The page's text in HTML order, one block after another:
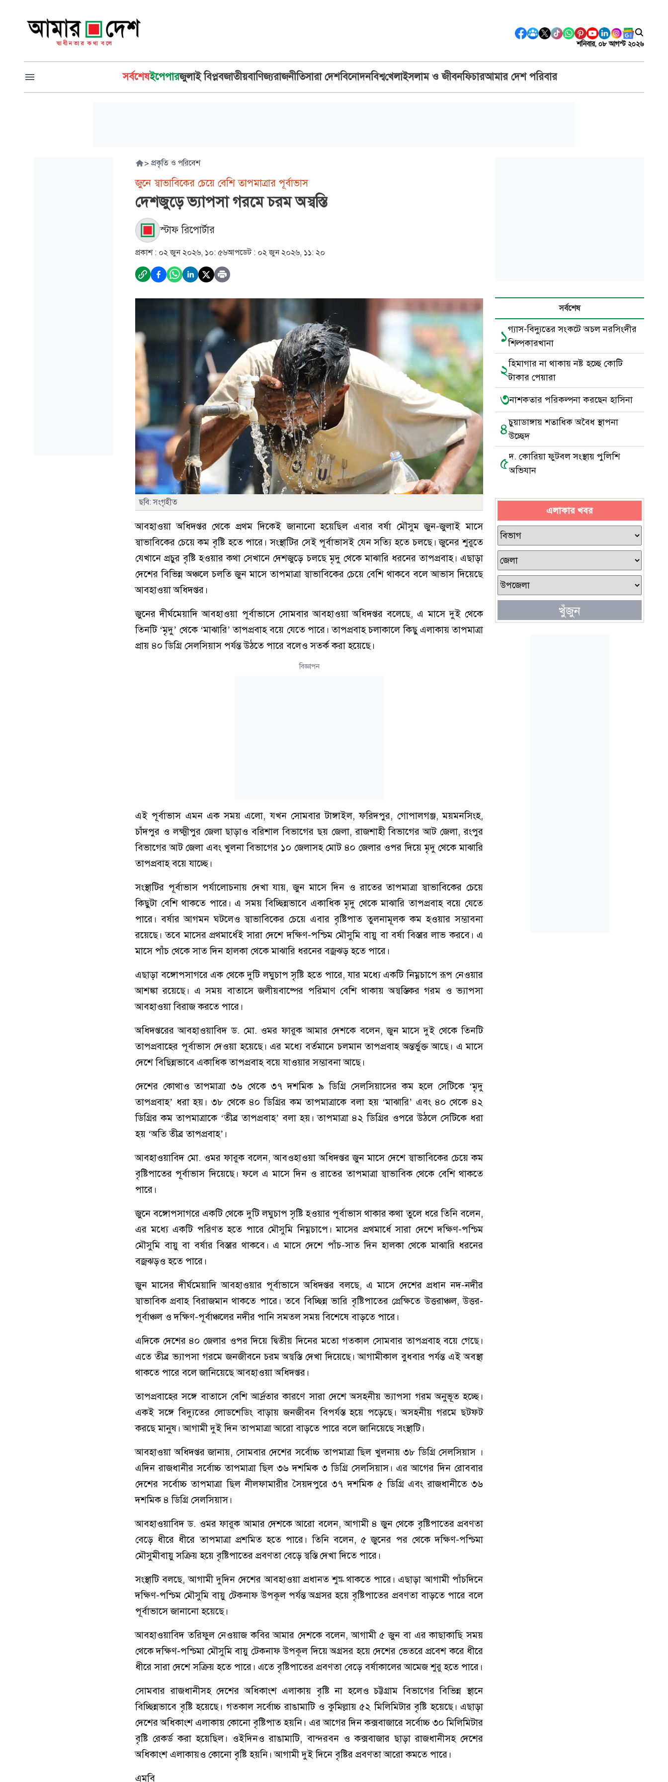
শনিবার, ০৮ আগস্ট ২০২৬
সর্বশেষইপেপারজুলাই বিপ্লবজাতীয়বাণিজ্যরাজনীতিসারা দেশবিনোদনবিশ্বখেলাইসলাম ও জীবনফিচারআমার দেশ পরিবার
> প্রকৃতি ও পরিবেশ
জুনে স্বাভাবিকের চেয়ে বেশি তাপমাত্রার পূর্বাভাস
দেশজুড়ে ভ্যাপসা গরমে চরম অস্বস্তি
স্টাফ রিপোর্টার
প্রকাশ : ০২ জুন ২০২৬, ১০: ৫৬আপডেট : ০২ জুন ২০২৬, ১১: ২০
ছবি: সংগৃহীত
আবহাওয়া অধিদপ্তর থেকে প্রথম দিকেই জানানো হয়েছিল এবার বর্ষা মৌসুম জুন-জুলাই মাসে
স্বাভাবিকের চেয়ে কম বৃষ্টি হতে পারে। সংস্থাটির সেই পূর্বাভাসই যেন সত্যি হতে চলছে। জুনের শুরুতে
যেখানে প্রচুর বৃষ্টি হওয়ার কথা সেখানে দেশজুড়ে চলছে মৃদু থেকে মাঝারি ধরনের তাপপ্রবাহ। এছাড়া
দেশের বিভিন্ন অঞ্চলে চলতি জুন মাসে তাপমাত্রা স্বাভাবিকের চেয়ে বেশি থাকবে বলে আভাস দিয়েছে
আবহাওয়া অধিদপ্তর।
জুনের দীর্ঘমেয়াদি আবহাওয়া পূর্বাভাসে সোমবার আবহাওয়া অধিদপ্তর বলেছে, এ মাসে দুই থেকে
তিনটি ‘মৃদু’ থেকে ‘মাঝারি’ তাপপ্রবাহ বয়ে যেতে পারে। তাপপ্রবাহ চলাকালে কিছু এলাকায় তাপমাত্রা
প্রায় ৪০ ডিগ্রি সেলসিয়াস পর্যন্ত উঠতে পারে বলেও সতর্ক করা হয়েছে।
বিজ্ঞাপন
এই পূর্বাভাস এমন এক সময় এলো, যখন সোমবার টাঙ্গাইল, ফরিদপুর, গোপালগঞ্জ, ময়মনসিংহ,
চাঁদপুর ও লক্ষ্মীপুর জেলা ছাড়াও বরিশাল বিভাগের ছয় জেলা, রাজশাহী বিভাগের আট জেলা, রংপুর
বিভাগের আট জেলা এবং খুলনা বিভাগের ১০ জেলাসহ মোট ৪০ জেলার ওপর দিয়ে মৃদু থেকে মাঝারি
তাপপ্রবাহ বয়ে যাচ্ছে।
সংস্থাটির পূর্বাভাস পর্যালোচনায় দেখা যায়, জুন মাসে দিন ও রাতের তাপমাত্রা স্বাভাবিকের চেয়ে
কিছুটা বেশি থাকতে পারে। এ সময় বিচ্ছিন্নভাবে একাধিক মৃদু থেকে মাঝারি তাপপ্রবাহ বয়ে যেতে
পারে। বর্ষার আগমন ঘটলেও স্বাভাবিকের চেয়ে এবার বৃষ্টিপাত তুলনামূলক কম হওয়ার সম্ভাবনা
রয়েছে। তবে মাসের প্রথমার্ধেই সারা দেশে দক্ষিণ-পশ্চিম মৌসুমি বায়ু বা বর্ষা বিস্তার লাভ করবে। এ
মাসে পাঁচ থেকে সাত দিন হালকা থেকে মাঝারি ধরনের বজ্রঝড় হতে পারে।
এছাড়া বঙ্গোপসাগরে এক থেকে দুটি লঘুচাপ সৃষ্টি হতে পারে, যার মধ্যে একটি নিম্নচাপে রূপ নেওয়ার
আশঙ্কা রয়েছে। এ সময় বাতাসে জলীয়বাষ্পের পরিমাণ বেশি থাকায় অস্বস্তিকর গরম ও ভ্যাপসা
আবহাওয়া বিরাজ করতে পারে।
অধিদপ্তরের আবহাওয়াবিদ ড. মো. ওমর ফারুক আমার দেশকে বলেন, জুন মাসে দুই থেকে তিনটি
তাপপ্রবাহের পূর্বাভাস দেওয়া হয়েছে। এর মধ্যে বর্তমানে চলমান তাপপ্রবাহ অন্তর্ভুক্ত আছে। এ মাসে
দেশে বিছিন্নভাবে একাধিক তাপপ্রবাহ বয়ে যাওয়ার সম্ভাবনা আছে।
দেশের কোথাও তাপমাত্রা ৩৬ থেকে ৩৭ দশমিক ৯ ডিগ্রি সেলসিয়াসের কম হলে সেটিকে ‘মৃদু
তাপপ্রবাহ’ ধরা হয়। ৩৮ থেকে ৪০ ডিগ্রির কম তাপমাত্রাকে বলা হয় ‘মাঝারি’ এবং ৪০ থেকে ৪২
ডিগ্রির কম তাপমাত্রাকে ‘তীব্র তাপপ্রবাহ’ বলা হয়। তাপমাত্রা ৪২ ডিগ্রির ওপরে উঠলে সেটিকে ধরা
হয় ‘অতি তীব্র তাপপ্রবাহ’।
আবহাওয়াবিদ মো. ওমর ফারুক বলেন, আবওহাওয়া অধিদপ্তর জুন মাসে দেশে স্বাভাবিকের চেয়ে কম
বৃষ্টিপাতের পূর্বাভাস দিয়েছে। ফলে এ মাসে দিন ও রাতের তাপমাত্রা স্বাভাবিক থেকে বেশি থাকতে
পারে।
জুনে বঙ্গোপসাগরে একটি থেকে দুটি লঘুচাপ সৃষ্টি হওয়ার পূর্বাভাস থাকার কথা তুলে ধরে তিনি বলেন,
এর মধ্যে একটি পরিণত হতে পারে মৌসুমি নিম্নচাপে। মাসের প্রথমার্ধে সারা দেশে দক্ষিণ-পশ্চিম
মৌসুমি বায়ু বা বর্ষার বিস্তার থাকবে। এ মাসে দেশে পাঁচ-সাত দিন হালকা থেকে মাঝারি ধরনের
বজ্রঝড়ও হতে পারে।
জুন মাসের দীর্ঘমেয়াদি আবহাওয়ার পূর্বাভাসে অধিদপ্তর বলছে, এ মাসে দেশের প্রধান নদ-নদীর
স্বাভাবিক প্রবাহ বিরাজমান থাকতে পারে। তবে বিচ্ছিন্ন ভারি বৃষ্টিপাতের প্রেক্ষিতে উত্তরাঞ্চল, উত্তর-
পূর্বাঞ্চল ও দক্ষিণ-পূর্বাঞ্চলের নদীর পানি সমতল সময় বিশেষে বাড়তে পারে।
এদিকে দেশের ৪০ জেলার ওপর দিয়ে দ্বিতীয় দিনের মতো গতকাল সোমবার তাপপ্রবাহ বয়ে গেছে।
এতে তীব্র ভ্যাপসা গরমে জনজীবনে চরম অস্বস্তি দেখা দিয়েছে। আগামীকাল বুধবার পর্যন্ত এই অবস্থা
থাকতে পারে বলে জানিয়েছে আবহাওয়া অধিদপ্তর।
তাপপ্রবাহের সঙ্গে বাতাসে বেশি আর্দ্রতার কারণে সারা দেশে অসহনীয় ভ্যাপসা গরম অনুভূত হচ্ছে।
একই সঙ্গে বিদ্যুতের লোডশেডিং বাড়ায় জনজীবন বিপর্যস্ত হয়ে পড়েছে। অসহনীয় গরমে ছটফট
করছে মানুষ। আগামী দুই দিন তাপমাত্রা আরো বাড়তে পারে বলে জানিয়েছে সংস্থাটি।
আবহাওয়া অধিদপ্তর জানায়, সোমবার দেশের সর্বোচ্চ তাপমাত্রা ছিল খুলনায় ৩৮ ডিগ্রি সেলসিয়াস ।
এদিন রাজধানীর সর্বোচ্চ তাপমাত্রা ছিল ৩৬ দশমিক ৩ ডিগ্রি সেলসিয়াস। এর আগের দিন রোববার
দেশের সর্বোচ্চ তাপমাত্রা ছিল নীলফামারীর সৈয়দপুরে ৩৭ দশমিক ৫ ডিগ্রি এবং রাজধানীতে ৩৬
দশমিক ৪ ডিগ্রি সেলসিয়াস।
আবহাওয়াবিদ ড. ওমর ফারুক আমার দেশকে আরো বলেন, আগামী ৪ জুন থেকে বৃষ্টিপাতের প্রবণতা
বেড়ে ধীরে ধীরে তাপমাত্রা প্রশমিত হতে পারে। তিনি বলেন, ৫ জুনের পর থেকে দক্ষিণ-পশ্চিমা
মৌসুমীবায়ু সক্রিয় হয়ে বৃষ্টিপাতের প্রবণতা বেড়ে স্বস্তি দেখা দিতে পারে।
সংস্থাটি বলছে, আগামী দুদিন দেশের আবহাওয়া প্রধানত শুষ্ক থাকতে পারে। এছাড়া আগামী পাঁচদিনে
দক্ষিণ-পশ্চিম মৌসুমি বায়ু টেকনাফ উপকূল পর্যন্ত অগ্রসর হয়ে বৃষ্টিপাতের প্রবণতা বাড়তে পারে বলে
পূর্বাভাসে জানানো হয়েছে।
আবহাওয়াবিদ তরিফুল নেওয়াজ কবির আমার দেশকে বলেন, আগামী ৫ জুন বা এর কাছাকাছি সময়
থেকে দক্ষিণ-পশ্চিমা মৌসুমি বায়ু টেকনাফ উপকূল দিয়ে অগ্রসর হয়ে দেশের ভেতরে প্রবেশ করে ধীরে
ধীরে সারা দেশে সক্রিয় হতে পারে। এতে বৃষ্টিপাতের প্রবণতা বেড়ে বর্ষাকালের আমেজ শুরু হতে পারে।
সোমবার রাজধানীসহ দেশের অধিকাংশ এলাকায় বৃষ্টি না হলেও চট্টগ্রাম বিভাগের বিভিন্ন স্থানে
বিচ্ছিন্নভাবে বৃষ্টি হয়েছে। গতকাল সর্বোচ্চ রাঙামাটি ও কুমিল্লায় ৫২ মিলিমিটার বৃষ্টি হয়েছে। এছাড়া
দেশের অধিকাংশ এলাকায় কোনো বৃষ্টিপাত হয়নি। এর আগের দিন কক্সবাজারে সর্বোচ্চ ৩০ মিলিমিটার
বৃষ্টি রেকর্ড করা হয়েছিল। ওইদিনও রাঙামাটি, বান্দরবন ও কক্সবাজার ছাড়া রাজধানীসহ দেশের
অধিকাংশ এলাকায়ও কোনো বৃষ্টি হয়নি। আগামী দুই দিনে বৃষ্টির প্রবণতা আরো কমতে পারে।
এমবি
সর্বশেষ
১গ্যাস-বিদ্যুতের সংকটে অচল নরসিংদীর
শিল্পকারখানা
২হিমাগার না থাকায় নষ্ট হচ্ছে কোটি
টাকার পেয়ারা
৩নাশকতার পরিকল্পনা করছেন হাসিনা
৪চুয়াডাঙ্গায় শতাধিক অবৈধ স্থাপনা
উচ্ছেদ
৫দ. কোরিয়া ফুটবল সংস্থায় পুলিশি
অভিযান
এলাকার খবর
খুঁজুন